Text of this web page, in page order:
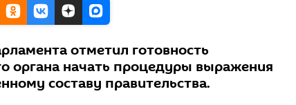
отметил готовность
органа начать процедуры выражения
составу правительства.